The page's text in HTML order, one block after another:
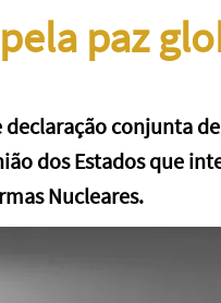
paz
conjunta
dos Estados que
Nucleares.